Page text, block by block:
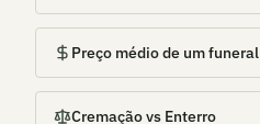
Preço médio de um funeral
Cremação vs Enterro